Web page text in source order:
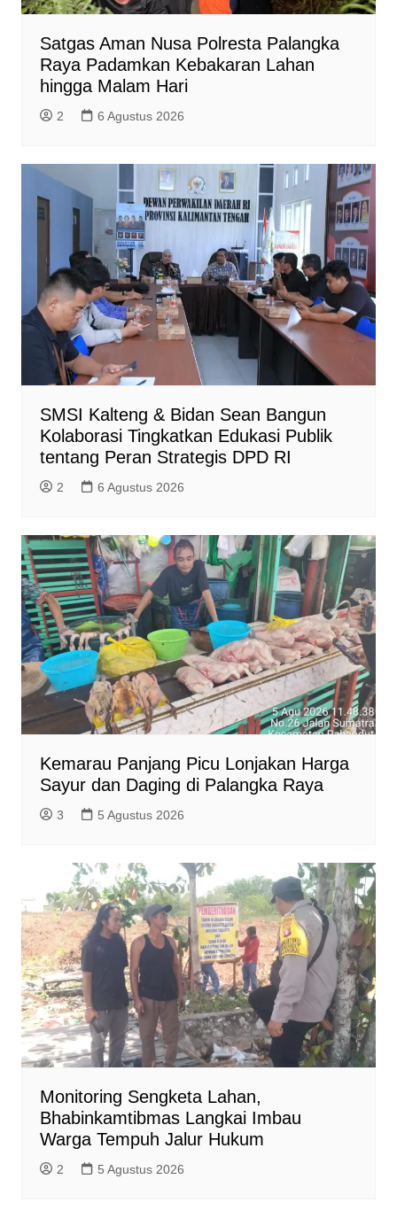
Satgas Aman Nusa Polresta Palangka
Raya Padamkan Kebakaran Lahan
hingga Malam Hari
2 6 Agustus 2026
SMSI Kalteng & Bidan Sean Bangun
Kolaborasi Tingkatkan Edukasi Publik
tentang Peran Strategis DPD RI
2 6 Agustus 2026
Kemarau Panjang Picu Lonjakan Harga
Sayur dan Daging di Palangka Raya
3 5 Agustus 2026
Monitoring Sengketa Lahan,
Bhabinkamtibmas Langkai Imbau
Warga Tempuh Jalur Hukum
2 5 Agustus 2026